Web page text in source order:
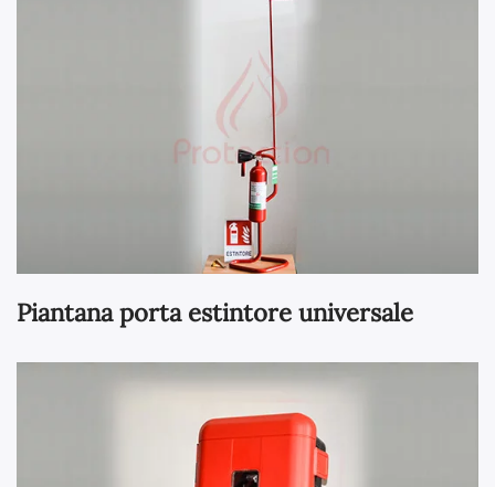
Piantana porta estintore universale